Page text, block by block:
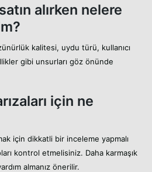
alırken nelere
kalitesi, uydu türü, kullanıcı
gibi unsurları göz önünde
için ne
için dikkatli bir inceleme yapmalı
kontrol etmelisiniz. Daha karmaşık
almanız önerilir.